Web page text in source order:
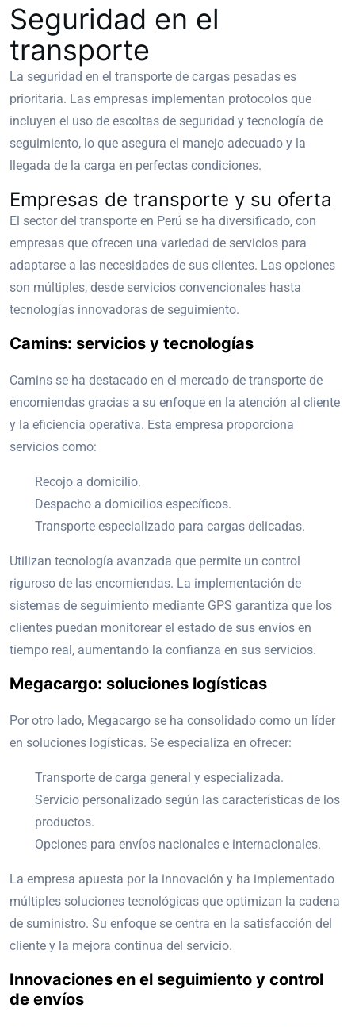
Seguridad en el
transporte
La seguridad en el transporte de cargas pesadas es
prioritaria. Las empresas implementan protocolos que
incluyen el uso de escoltas de seguridad y tecnología de
seguimiento, lo que asegura el manejo adecuado y la
llegada de la carga en perfectas condiciones.
Empresas de transporte y su oferta
El sector del transporte en Perú se ha diversificado, con
empresas que ofrecen una variedad de servicios para
adaptarse a las necesidades de sus clientes. Las opciones
son múltiples, desde servicios convencionales hasta
tecnologías innovadoras de seguimiento.
Camins: servicios y tecnologías
Camins se ha destacado en el mercado de transporte de
encomiendas gracias a su enfoque en la atención al cliente
y la eficiencia operativa. Esta empresa proporciona
servicios como:
Recojo a domicilio.
Despacho a domicilios específicos.
Transporte especializado para cargas delicadas.
Utilizan tecnología avanzada que permite un control
riguroso de las encomiendas. La implementación de
sistemas de seguimiento mediante GPS garantiza que los
clientes puedan monitorear el estado de sus envíos en
tiempo real, aumentando la confianza en sus servicios.
Megacargo: soluciones logísticas
Por otro lado, Megacargo se ha consolidado como un líder
en soluciones logísticas. Se especializa en ofrecer:
Transporte de carga general y especializada.
Servicio personalizado según las características de los
productos.
Opciones para envíos nacionales e internacionales.
La empresa apuesta por la innovación y ha implementado
múltiples soluciones tecnológicas que optimizan la cadena
de suministro. Su enfoque se centra en la satisfacción del
cliente y la mejora continua del servicio.
Innovaciones en el seguimiento y control
de envíos